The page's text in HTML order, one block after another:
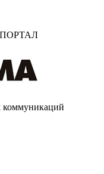
коммуникаций